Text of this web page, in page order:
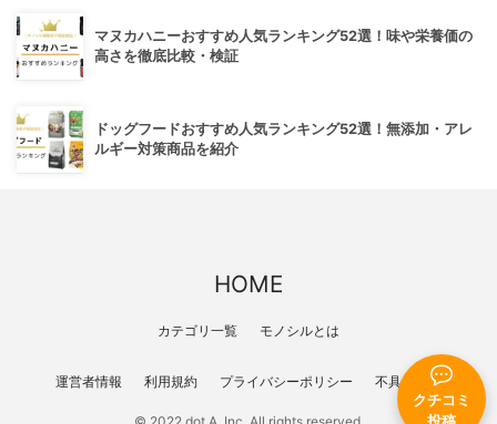
クチコミ
マヌカハニーおすすめ人気ランキング52選！味や栄養価の
高さを徹底比較・検証
ドッグフードおすすめ人気ランキング52選！無添加・アレ
ルギー対策商品を紹介
HOME
カテゴリ一覧 モノシルとは
運営者情報 利用規約 プライバシーポリシー 不具合報告